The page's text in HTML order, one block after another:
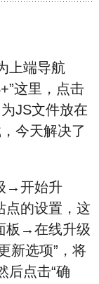
上端导航
这里，点击
JS文件放在
今天解决了
→开始升
点的设置，这
板→在线升级
新选项”，将
后点击“确